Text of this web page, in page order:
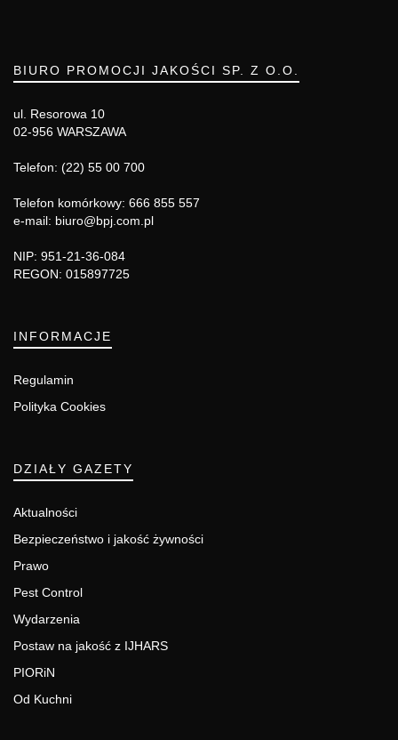
BIURO PROMOCJI JAKOŚCI SP. Z O.O.
ul. Resorowa 10
02-956 WARSZAWA
Telefon: (22) 55 00 700
Telefon komórkowy: 666 855 557
e-mail: biuro@bpj.com.pl
NIP: 951-21-36-084
REGON: 015897725
INFORMACJE
Regulamin
Polityka Cookies
DZIAŁY GAZETY
Aktualności
Bezpieczeństwo i jakość żywności
Prawo
Pest Control
Wydarzenia
Postaw na jakość z IJHARS
PIORiN
Od Kuchni